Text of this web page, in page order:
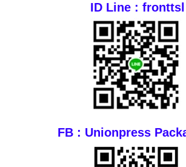
ID Line : fronttsl
FB : Unionpress